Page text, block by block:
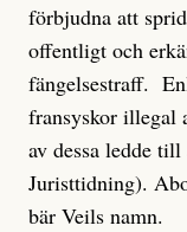
förbjudna att
offentligt och
fängelsestraff.
fransyskor illegal
av dessa ledde
Juristtidning).
bär Veils namn.